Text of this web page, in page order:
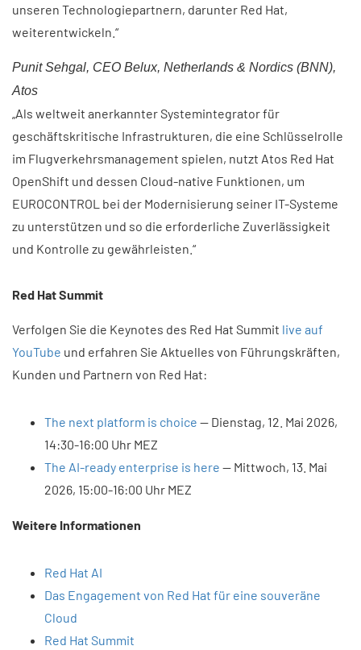
unseren Technologiepartnern, darunter Red Hat,
weiterentwickeln.“
Punit Sehgal, CEO Belux, Netherlands & Nordics (BNN),
Atos
„Als weltweit anerkannter Systemintegrator für
geschäftskritische Infrastrukturen, die eine Schlüsselrolle
im Flugverkehrsmanagement spielen, nutzt Atos Red Hat
OpenShift und dessen Cloud-native Funktionen, um
EUROCONTROL bei der Modernisierung seiner IT-Systeme
zu unterstützen und so die erforderliche Zuverlässigkeit
und Kontrolle zu gewährleisten.“
Red Hat Summit
Verfolgen Sie die Keynotes des Red Hat Summit live auf
YouTube und erfahren Sie Aktuelles von Führungskräften,
Kunden und Partnern von Red Hat:
The next platform is choice — Dienstag, 12. Mai 2026,
14:30-16:00 Uhr MEZ
The AI-ready enterprise is here — Mittwoch, 13. Mai
2026, 15:00-16:00 Uhr MEZ
Weitere Informationen
Red Hat AI
Das Engagement von Red Hat für eine souveräne
Cloud
Red Hat Summit